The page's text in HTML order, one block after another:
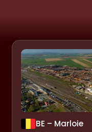
BE – Marloie